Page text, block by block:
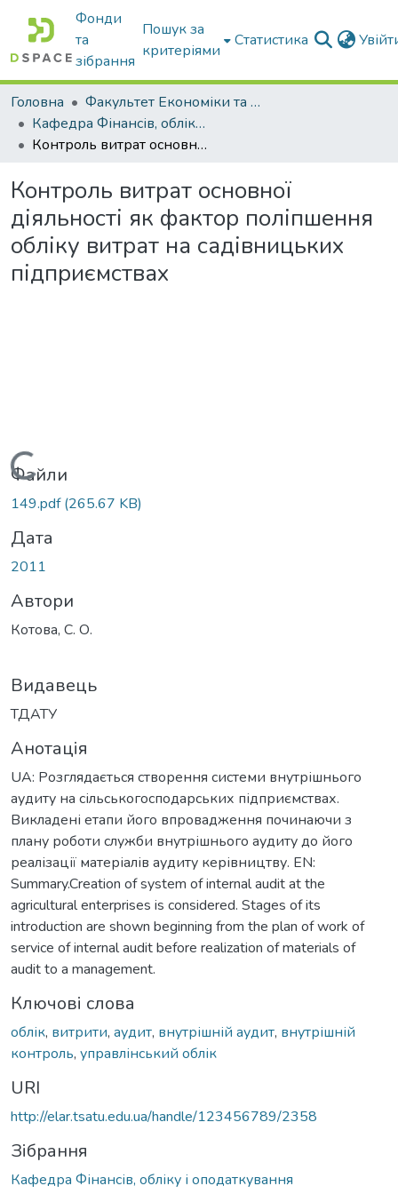
Фонди
та
зібрання
Пошук за
критеріями
Статистика
Головна
Факультет Економіки та бізнесу
Кафедра Фінансів, обліку і оподаткування
Контроль витрат основної діяльності як фактор поліпшення обліку витрат на садівницьких підприємствах
Контроль витрат основної
діяльності як фактор поліпшення
обліку витрат на садівницьких
підприємствах
Вантажиться...
Файли
149.pdf(265.67 KB)
Дата
2011
Автори
Котова, С. О.
Видавець
ТДАТУ
Анотація
UA: Розглядається створення системи внутрішнього
аудиту на сільськогосподарських підприємствах.
Викладені етапи його впровадження починаючи з
плану роботи служби внутрішнього аудиту до його
реалізації матеріалів аудиту керівництву. EN:
Summary.Creation of system of internal audit at the
agricultural enterprises is considered. Stages of its
introduction are shown beginning from the plan of work of
service of internal audit before realization of materials of
audit to a management.
Ключові слова
облік, витрити, аудит, внутрішній аудит, внутрішній
контроль, управлінський облік
URI
http://elar.tsatu.edu.ua/handle/123456789/2358
Зібрання
Кафедра Фінансів, обліку і оподаткування